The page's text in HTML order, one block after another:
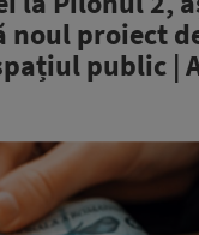
noul proiect
public |